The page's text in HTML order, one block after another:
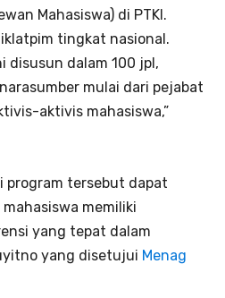
Mahasiswa) di PTKI.
tingkat nasional.
disusun dalam 100 jpl,
mulai dari pejabat
aktivis mahasiswa,”
program tersebut dapat
memiliki
yang tepat dalam
yang disetujui Menag